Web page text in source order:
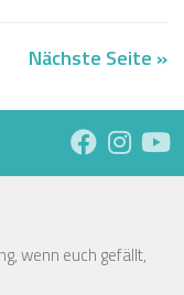
Nächste Seite »
wenn euch gefällt,